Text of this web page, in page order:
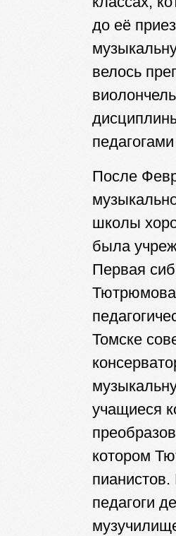
до её
велось
После
школы
была
Первая
Томске
учащиеся
котором
педагоги